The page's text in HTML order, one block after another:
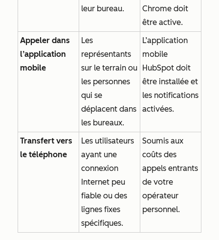
leur bureau.
Chrome doit
être active.
Appeler dans
l’application
mobile
Les
représentants
sur le terrain ou
les personnes
qui se
déplacent dans
les bureaux.
L’application
mobile
HubSpot doit
être installée et
les notifications
activées.
Transfert vers
le téléphone
Les utilisateurs
ayant une
connexion
Internet peu
fiable ou des
lignes fixes
spécifiques.
Soumis aux
coûts des
appels entrants
de votre
opérateur
personnel.